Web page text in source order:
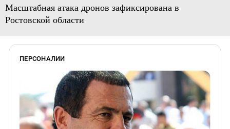
Масштабная атака дронов зафиксирована в
Ростовской области
ПЕРСОНАЛИИ